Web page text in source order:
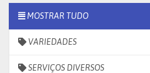
MOSTRAR TUDO
VARIEDADES
SERVIÇOS DIVERSOS